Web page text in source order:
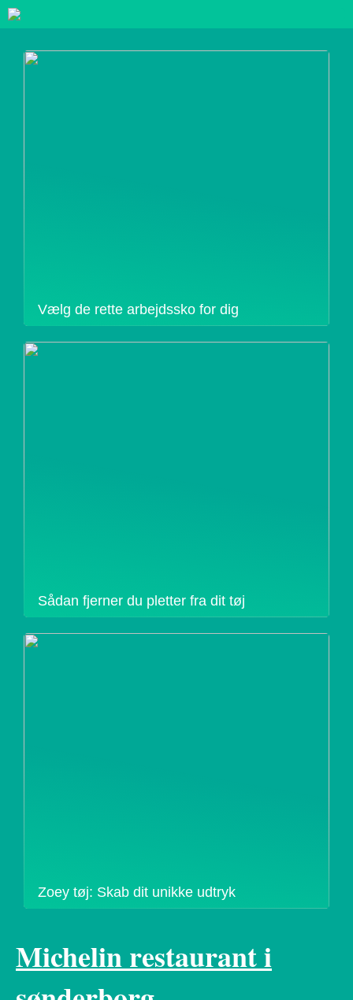
Vælg de rette arbejdssko for dig
Sådan fjerner du pletter fra dit tøj
Zoey tøj: Skab dit unikke udtryk
Michelin restaurant i